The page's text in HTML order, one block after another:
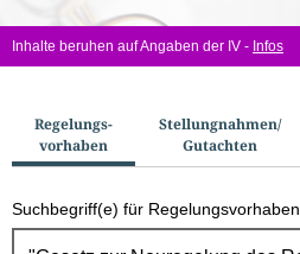
Inhalte beruhen auf Angaben der IV - Infos
u
c
h
Regelungs­
vorhaben
Stellungnahmen/​
Gutachten
Suchbegriff(e) für Regelungsvorhaben